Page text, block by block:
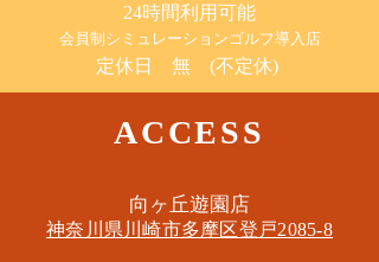
24時間利用可能
​会員制シミュレーションゴルフ導入店
定休日 無 (不定休)
ACCESS
​向ヶ丘遊園店
神奈川県川崎市多摩区​登戸2085-8